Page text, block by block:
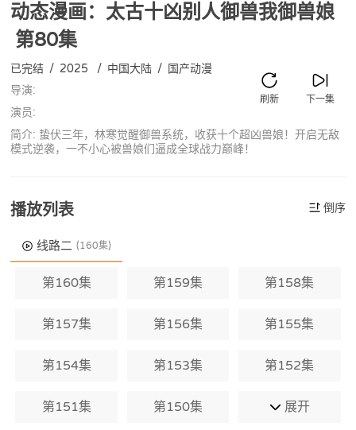
动态漫画：太古十凶别人御兽我御兽娘
第80集
下一集
刷新
已完结 / 2025 / 中国大陆 / 国产动漫
导演:
演员:
简介: 蛰伏三年，林寒觉醒御兽系统，收获十个超凶兽娘！开启无敌
模式逆袭，一不小心被兽娘们逼成全球战力巅峰！
播放列表 倒序
线路二 (160集)
第160集 第159集 第158集
第157集 第156集 第155集
第154集 第153集 第152集
第151集 第150集 展开